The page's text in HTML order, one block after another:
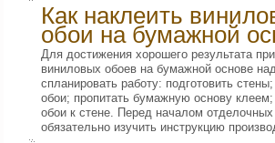
Как наклеить
обои на бумажной
Для достижения хорошего результата
виниловых обоев на бумажной основе
спланировать работу: подготовить стены;
обои; пропитать бумажную основу клеем;
обои к стене. Перед началом
обязательно изучить инструкцию